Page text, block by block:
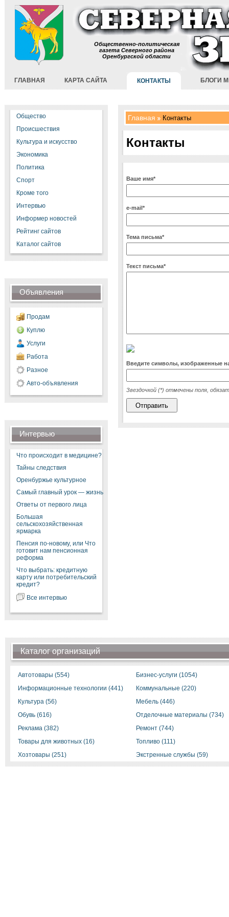
Общественно-политическая
газета Северного района
Оренбургской области
ГЛАВНАЯ КАРТА САЙТА КОНТАКТЫ БЛОГИ
Общество
Происшествия
Культура и искусство
Экономика
Политика
Спорт
Кроме того
Интервью
Информер новостей
Рейтинг сайтов
Каталог сайтов
Объявления
Продам
Куплю
Услуги
Работа
Разное
Авто-объявления
Интервью
Что происходит в медицине?
Тайны следствия
Оренбуржье культурное
Самый главный урок — жизнь
Ответы от первого лица
Большая
сельскохозяйственная
ярмарка
Пенсия по-новому, или Что
готовит нам пенсионная
реформа
Что выбрать: кредитную
карту или потребительский
кредит?
Все интервью
Главная Контакты
Контакты
Ваше имя*
e-mail*
Тема письма*
Текст письма*
Введите символы, изображенные
Звездочкой (*) отмечены поля,
Каталог организаций
Автотовары (554)
Бизнес-услуги (1054)
Информационные технологии (441)
Коммунальные (220)
Культура (56)
Мебель (446)
Обувь (616)
Отделочные материалы (734)
Реклама (382)
Ремонт (744)
Товары для животных (16)
Топливо (111)
Хозтовары (251)
Экстренные службы (59)